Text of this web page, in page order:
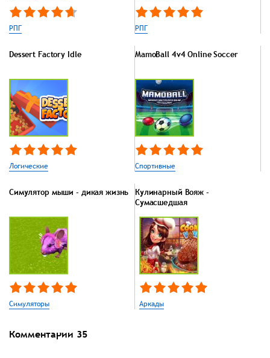
РПГ РПГ
Dessert Factory Idle
Логические
MamoBall 4v4 Online Soccer
Спортивные
Симулятор мыши - дикая жизнь
Симуляторы
Кулинарный Вояж -
Сумасшедшая
Аркады
Комментарии 35